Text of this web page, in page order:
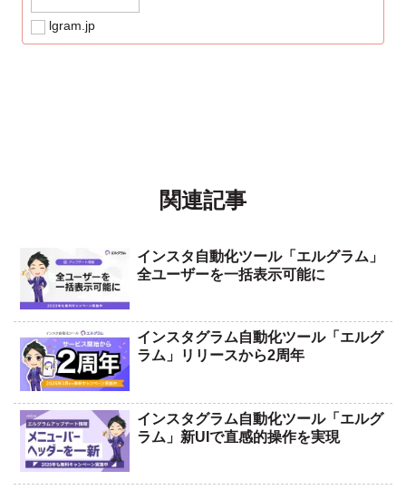
lgram.jp
関連記事
インスタ自動化ツール「エルグラム」
全ユーザーを一括表示可能に
インスタグラム自動化ツール「エルグ
ラム」リリースから2周年
インスタグラム自動化ツール「エルグ
ラム」新UIで直感的操作を実現